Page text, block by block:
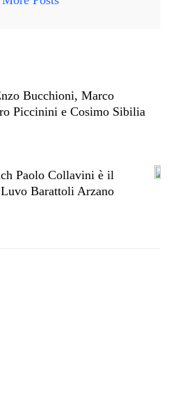
Bucchioni, Marco
Piccinini e Cosimo Sibilia
Paolo Collavini è il
Barattoli Arzano